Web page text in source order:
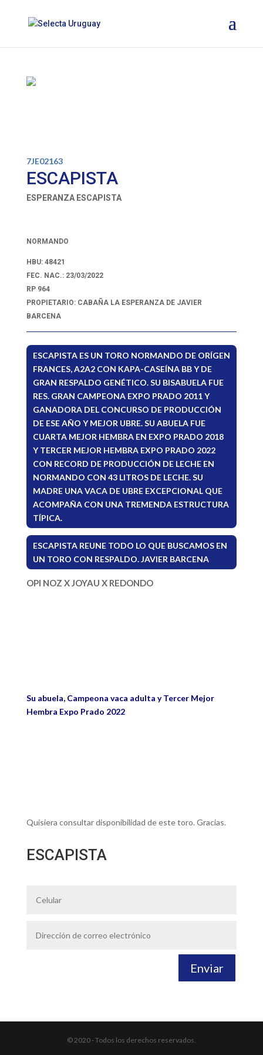
7JE02163
ESCAPISTA
ESPERANZA ESCAPISTA
NORMANDO
HBU: 48421
FEC. NAC.: 23/03/2022
RP 964
PROPIETARIO: CABAÑA LA ESPERANZA DE JAVIER
BARCENA
ESCAPISTA ES UN TORO NORMANDO DE ORÍGEN
FRANCES, A2A2 CON KAPA-CASEÍNA BB Y DE
GRAN RESPALDO GENÉTICO. SU BISABUELA FUE
RES. GRAN CAMPEONA EXPO PRADO 2011 Y
GANADORA DEL CONCURSO DE PRODUCCIÓN
DE ESE AÑO Y MEJOR UBRE. SU ABUELA FUE
CUARTA MEJOR HEMBRA EN EXPO PRADO 2018
Y TERCER MEJOR HEMBRA EXPO PRADO 2022
CON RECORD DE PRODUCCIÓN DE LECHE EN
NORMANDO CON 43 LITROS DE LECHE. SU
MADRE UNA VACA DE UBRE EXCEPCIONAL QUE
ACOMPAÑA CON UNA TREMENDA ESTRUCTURA
TÍPICA.
ESCAPISTA REUNE TODO LO QUE BUSCAMOS EN
UN TORO CON RESPALDO. JAVIER BARCENA
OPI NOZ X JOYAU X REDONDO
Su abuela, Campeona vaca adulta y Tercer Mejor
Hembra Expo Prado 2022
Quisiera consultar disponibilidad de este toro. Gracias.
ESCAPISTA
Enviar
© 2020 - Todos los derechos reservados.